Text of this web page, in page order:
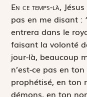
En ce temps-là,
pas en me disant :
entrera dans le
faisant la volonté
jour-là, beaucoup
n’est-ce pas en
prophétisé, en ton
démons, en ton